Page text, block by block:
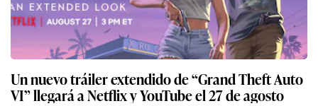
Un nuevo tráiler extendido de “Grand Theft Auto
VI” llegará a Netflix y YouTube el 27 de agosto